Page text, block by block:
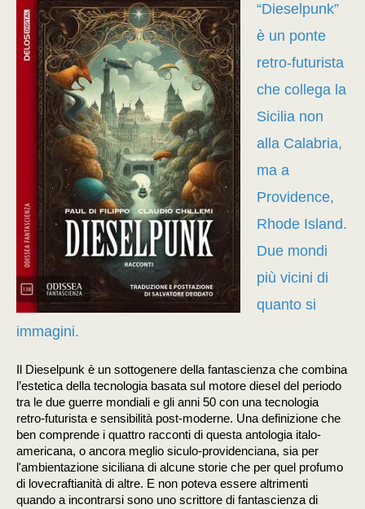
“Dieselpunk”
è un ponte
retro-futurista
che collega la
Sicilia non
alla Calabria,
ma a
Providence,
Rhode Island.
Due mondi
più vicini di
quanto si
immagini.
Il Dieselpunk è un sottogenere della fantascienza che combina
l’estetica della tecnologia basata sul motore diesel del periodo
tra le due guerre mondiali e gli anni 50 con una tecnologia
retro-futurista e sensibilità post-moderne. Una definizione che
ben comprende i quattro racconti di questa antologia italo-
americana, o ancora meglio siculo-providenciana, sia per
l'ambientazione siciliana di alcune storie che per quel profumo
di lovecraftianità di altre. E non poteva essere altrimenti
quando a incontrarsi sono uno scrittore di fantascienza di